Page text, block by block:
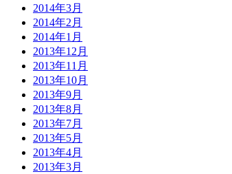
2014年3月
2014年2月
2014年1月
2013年12月
2013年11月
2013年10月
2013年9月
2013年8月
2013年7月
2013年5月
2013年4月
2013年3月